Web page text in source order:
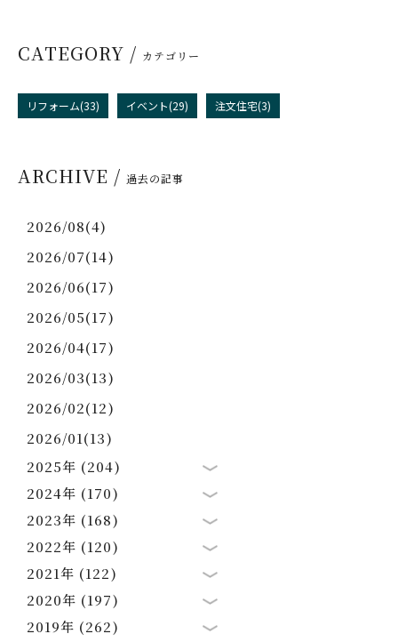
CATEGORY / カテゴリー
リフォーム(33) イベント(29) 注文住宅(3)
ARCHIVE / 過去の記事
2026/08(4)
2026/07(14)
2026/06(17)
2026/05(17)
2026/04(17)
2026/03(13)
2026/02(12)
2026/01(13)
2025年 (204)
2024年 (170)
2023年 (168)
2022年 (120)
2021年 (122)
2020年 (197)
2019年 (262)